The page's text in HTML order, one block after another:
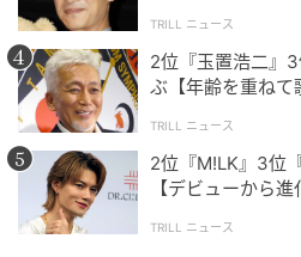
※コメントは原文ママ
※本記事は自社で募集したア
とにAIが本文を作成しており
開を行っています。
調査方法：インターネットサ
（自由回答式）
調査実施日：2026年4月17日
調査対象：全国10代〜60代
TRILL ニュース
2位『玉置浩二』
ぶ【年齢を重ねて
TRILL ニュース
2位『M!LK』3位
【デビューから
TRILL ニュース